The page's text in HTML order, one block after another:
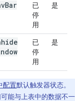
Bar
已
停
用
是
已
停
用
是
配置默认触发器状态。
能与上表中的数据不一